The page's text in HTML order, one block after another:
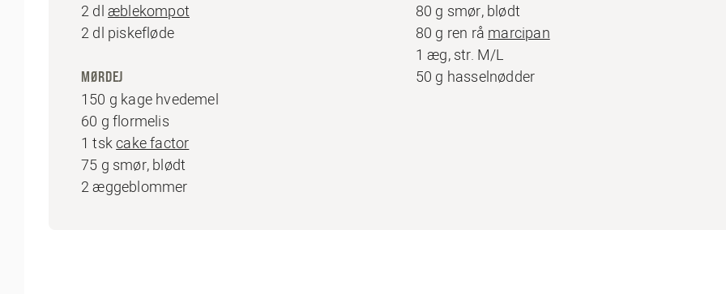
2 dl æblekompot
2 dl piskefløde
MØRDEJ
150 g kage hvedemel
60 g flormelis
1 tskcake factor
75 g smør, blødt
2 æggeblommer
80 g smør, blødt
80 g ren rå marcipan
1 æg, str. M/L
50 g hasselnødder